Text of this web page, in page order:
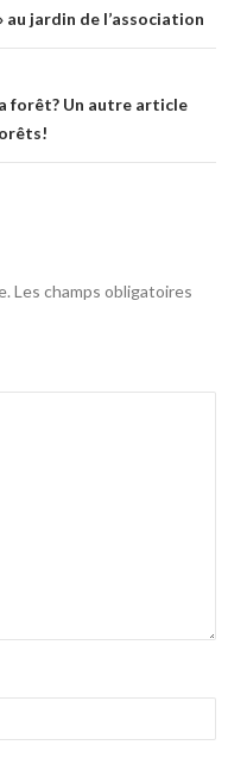
au jardin de l’association
forêt? Un autre article
Les champs obligatoires